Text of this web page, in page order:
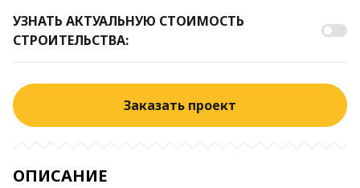
УЗНАТЬ АКТУАЛЬНУЮ СТОИМОСТЬ
СТРОИТЕЛЬСТВА:
Заказать проект
ОПИСАНИЕ